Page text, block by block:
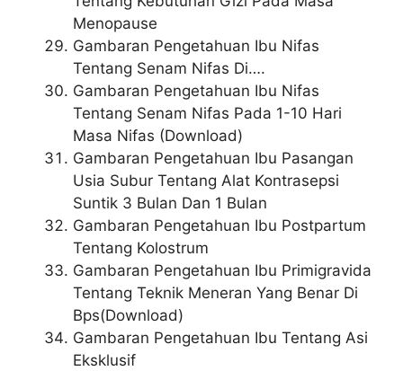
Menopause
Gambaran Pengetahuan Ibu Nifas
Tentang Senam Nifas Di….
Gambaran Pengetahuan Ibu Nifas
Tentang Senam Nifas Pada 1-10 Hari
Masa Nifas (Download)
Gambaran Pengetahuan Ibu Pasangan
Usia Subur Tentang Alat Kontrasepsi
Suntik 3 Bulan Dan 1 Bulan
Gambaran Pengetahuan Ibu Postpartum
Tentang Kolostrum
Gambaran Pengetahuan Ibu Primigravida
Tentang Teknik Meneran Yang Benar Di
Bps(Download)
Gambaran Pengetahuan Ibu Tentang Asi
Eksklusif